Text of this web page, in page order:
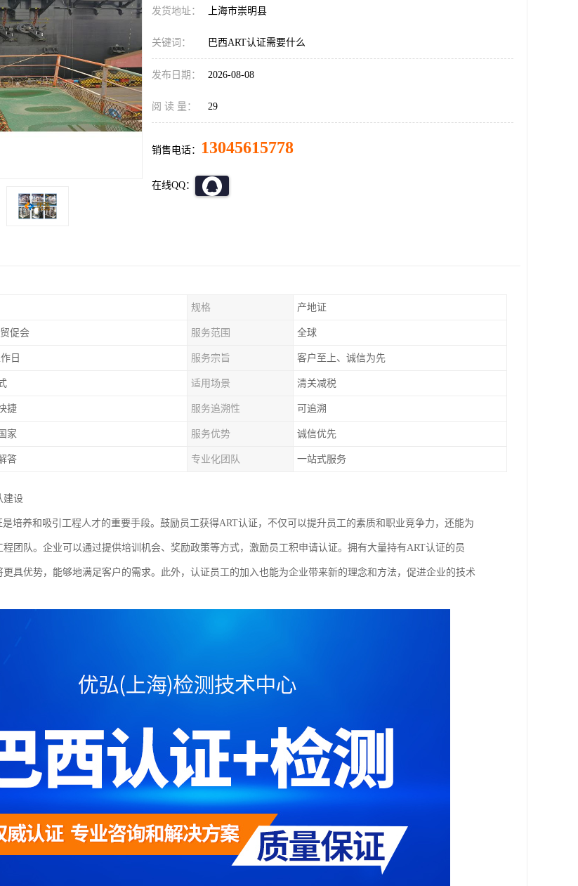
发货地址： 上海市崇明县
关键词： 巴西ART认证需要什么
发布日期： 2026-08-08
阅 读 量： 29
销售电话： 13045615778
在线QQ：
规格 产地证
促会 服务范围 全球
日 服务宗旨 客户至上、诚信为先
适用场景 清关减税
捷 服务追溯性 可追溯
家 服务优势 诚信优先
答 专业化团队 一站式服务
建设
培养和吸引工程人才的重要手段。鼓励员工获得ART认证，不仅可以提升员工的素质和职业竞争力，还能为
团队。企业可以通过提供培训机会、奖励政策等方式，激励员工积申请认证。拥有大量持有ART认证的员
具优势，能够地满足客户的需求。此外，认证员工的加入也能为企业带来新的理念和方法，促进企业的技术